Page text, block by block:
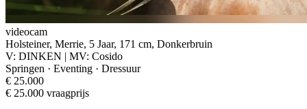
videocam
Holsteiner, Merrie, 5 Jaar, 171 cm, Donkerbruin
V: DINKEN | MV: Cosido
Springen · Eventing · Dressuur
€ 25.000
€ 25.000 vraagprijs